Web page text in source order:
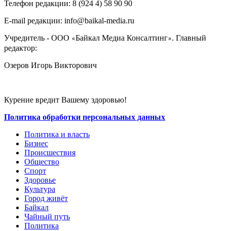
Телефон редакции: ‎‎8 (924 4) 58 90 90
E-mail редакции: info@baikal-media.ru
Учредитель - ООО «Байкал Медиа Консалтинг». Главный
редактор:
Озеров Игорь Викторович
Курение вредит Вашему здоровью!
Политика обработки персональных данных
Политика и власть
Бизнес
Происшествия
Общество
Cпорт
Здоровье
Культура
Город живёт
Байкал
Чайный путь
Политика